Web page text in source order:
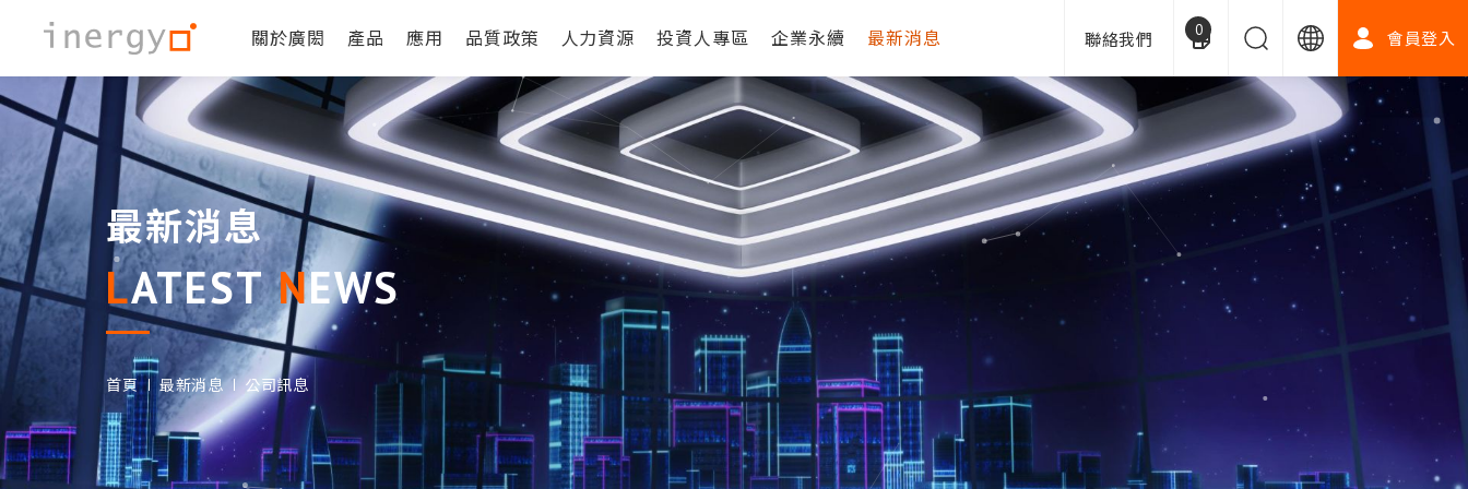
關於廣閎 產品 應用 品質政策 人力資源 投資人專區 企業永續 最新消息 聯絡我們 0 會員登入
最新消息
LATEST NEWS
首頁 最新消息 公司訊息